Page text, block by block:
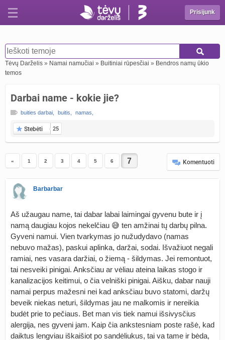
Prisijunk
Tėvų Darželis » Namai namučiai » Buitiniai rūpesčiai » Bendros namų ūkio
temos
Darbai name - kokie jie?
buities darbai buitis namas
Stebėti 25
« 1 2 3 4 5 6 Komentuoti
Barbarbar
Aš užaugau name, tai dabar labai laimingai gyvenu bute ir į
namą daugiau kojos nekelčiau 😅 ten amžinai tų darbų pilna.
Gyveni namui. Vien tvarkymas jo nužudydavo (namas
nebuvo mažas), paskui aplinka, daržai, sodai. Išvažiuot negali
ramiai, nes vasara daržiai, o žiemą - šildymas. Jei remontuot,
tai nesveiki pinigai. Anksčiau ar vėliau ateina laikas stogo ir
kanalizacijos keitimui, o čia velniški pinigai. Aišku, dabar nauji
namai perpus mažesni nei kad anksčiau buvo statomi, daržų
beveik niekas neturi, šildymas jau ne malkomis ir nereikia
budėt prie to pečiaus. Bet man vis tiek namui išsivysčius
alergija, nes gyveni jam. Kaip čia ankstesniam poste rašė, kad
daiktus lengviau iškaišiot po sandėliukus, tai va tame ir bėda,